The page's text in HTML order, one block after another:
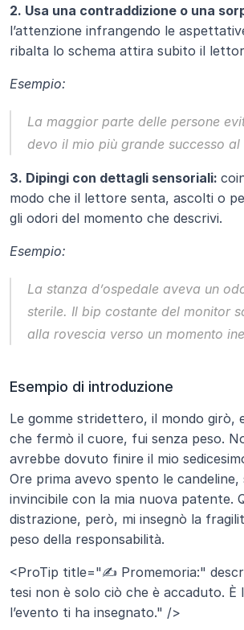
2. Usa una contraddizione o una
l’attenzione infrangendo le
ribalta lo schema attira subito il
Esempio:
La maggior parte delle persone
devo il mio più grande successo al
3. Dipingi con dettagli sensoriali:
modo che il lettore senta, ascolti o
gli odori del momento che descrivi.
Esempio:
La stanza d’ospedale aveva un
sterile. Il bip costante del monitor
alla rovescia verso un momento
Esempio di introduzione
Le gomme stridettero, il mondo girò,
che fermò il cuore, fui senza peso.
avrebbe dovuto finire il mio
Ore prima avevo spento le candeline,
invincibile con la mia nuova patente.
distrazione, però, mi insegnò la
peso della responsabilità.
<ProTip title="✍️ Promemoria:"
tesi non è solo ciò che è accaduto. È
l’evento ti ha insegnato." />